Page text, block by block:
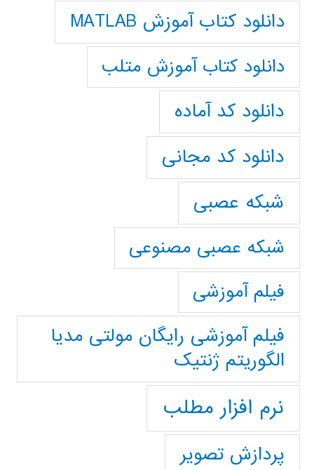
دانلود کتاب آموزش MATLAB
دانلود کتاب آموزش متلب
دانلود کد آماده
دانلود کد مجانی
شبکه عصبی
شبکه عصبی مصنوعی
فیلم آموزشی
فیلم آموزشی رایگان مولتی مدیا
الگوریتم ژنتیک
نرم افزار مطلب
پردازش تصویر